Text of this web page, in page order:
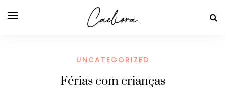
UNCATEGORIZED
Férias com crianças